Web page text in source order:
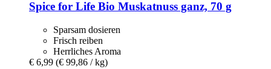
Spice for Life Bio Muskatnuss ganz, 70 g
Sparsam dosieren
Frisch reiben
Herrliches Aroma
€ 6,99 (€ 99,86 / kg)